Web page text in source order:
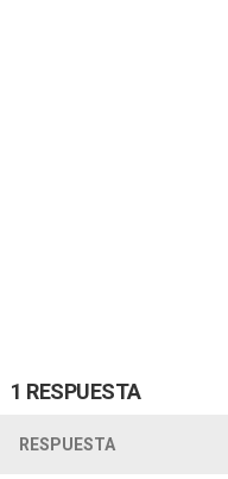
1 RESPUESTA
RESPUESTA